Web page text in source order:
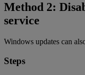
Method 2:
service
Windows updates can
Steps